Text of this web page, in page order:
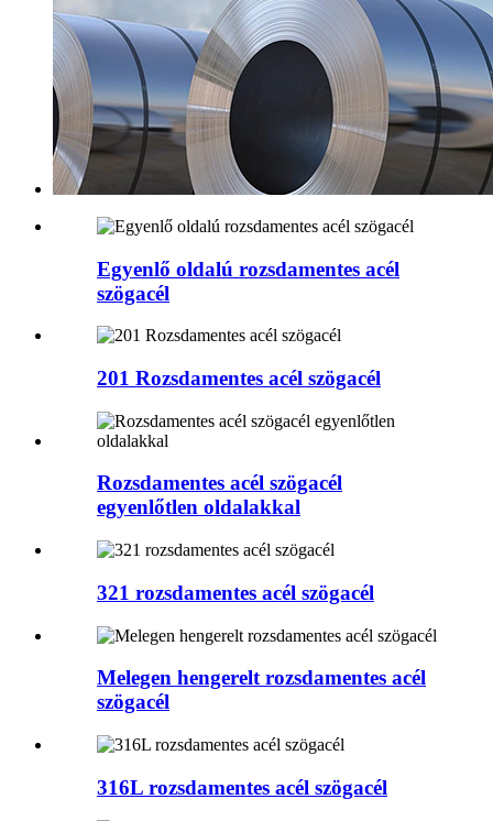
Egyenlő oldalú rozsdamentes acél
szögacél
201 Rozsdamentes acél szögacél
Rozsdamentes acél szögacél
egyenlőtlen oldalakkal
321 rozsdamentes acél szögacél
Melegen hengerelt rozsdamentes acél
szögacél
316L rozsdamentes acél szögacél